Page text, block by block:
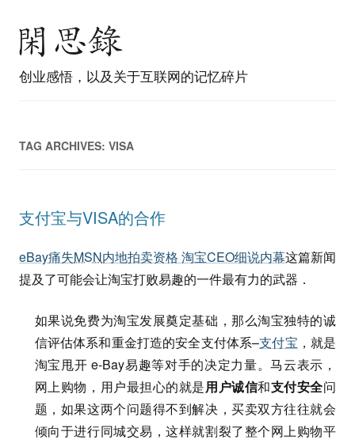
创业感悟，以及关于互联网的记忆碎片
TAG ARCHIVES: VISA
支付宝与VISA的合作
eBay痛失MSN内地拍卖资格 淘宝CEO细说内幕这篇新闻
提及了可能会让淘宝打败易趣的一件最有力的武器．
如果说免费为淘宝发展奠定基础，那么淘宝独特的诚
信评估体系和重金打造的安全支付体系–支付宝 ，就是
淘宝甩开 e-Bay易趣等对手的决定力量。马云表示，
网上购物，用户最担心的就是用户诚信和支付安全问
题，如果这两个问题得不到解决，买卖双方往往就会
倾向于进行同城交易，这样就割裂了整个网上购物平